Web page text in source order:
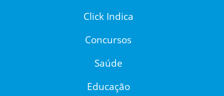
Click Indica
Concursos
Saúde
Educação